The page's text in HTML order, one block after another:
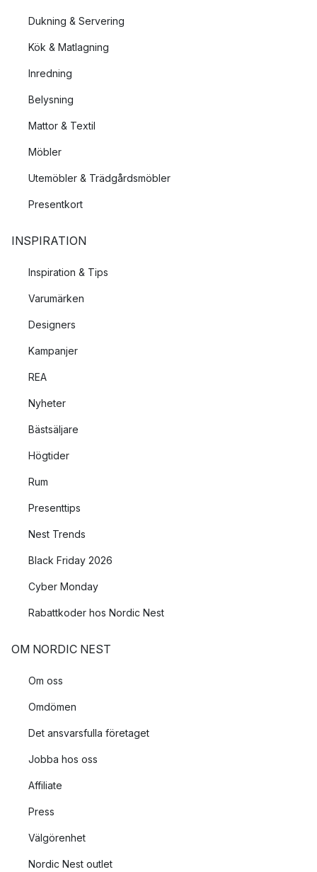
Dukning & Servering
Kök & Matlagning
Inredning
Belysning
Mattor & Textil
Möbler
Utemöbler & Trädgårdsmöbler
Presentkort
INSPIRATION
Inspiration & Tips
Varumärken
Designers
Kampanjer
REA
Nyheter
Bästsäljare
Högtider
Rum
Presenttips
Nest Trends
Black Friday 2026
Cyber Monday
Rabattkoder hos Nordic Nest
OM NORDIC NEST
Om oss
Omdömen
Det ansvarsfulla företaget
Jobba hos oss
Affiliate
Press
Välgörenhet
Nordic Nest outlet